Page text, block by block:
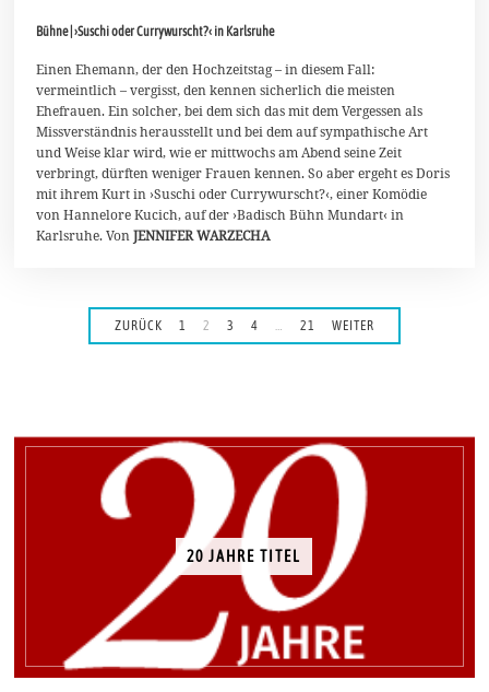
J
n
r
2
0
2
4
Bühne | ›Suschi oder Currywurscht?‹ in Karlsruhe
Einen Ehemann, der den Hochzeitstag – in diesem Fall:
vermeintlich – vergisst, den kennen sicherlich die meisten
Ehefrauen. Ein solcher, bei dem sich das mit dem Vergessen als
Missverständnis herausstellt und bei dem auf sympathische Art
und Weise klar wird, wie er mittwochs am Abend seine Zeit
verbringt, dürften weniger Frauen kennen. So aber ergeht es Doris
mit ihrem Kurt in ›Suschi oder Currywurscht?‹, einer Komödie
von Hannelore Kucich, auf der ›Badisch Bühn Mundart‹ in
Karlsruhe. VonJENNIFER WARZECHA
ZURÜCK 1 2 3 4 … 21 WEITER
20 JAHRE TITEL